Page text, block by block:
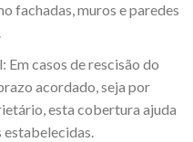
fachadas, muros e paredes
casos de rescisão do
acordado, seja por
esta cobertura ajuda